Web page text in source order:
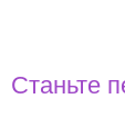
Станьте